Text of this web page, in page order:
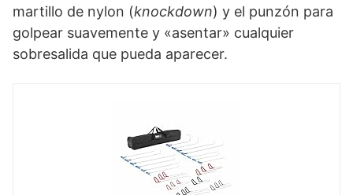
martillo de nylon (knockdown) y el punzón para
golpear suavemente y «asentar» cualquier
sobresalida que pueda aparecer.